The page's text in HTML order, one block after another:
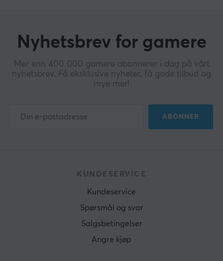
Nyhetsbrev for gamere
Mer enn 400 000 gamere abonnerer i dag på vårt
nyhetsbrev. Få eksklusive nyheter, få gode tilbud og
mye mer!
ABONNER
KUNDESERVICE
Kundeservice
Spørsmål og svar
Salgsbetingelser
Angre kjøp